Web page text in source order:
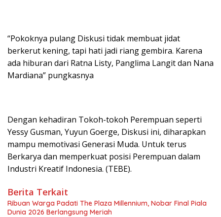
“Pokoknya pulang Diskusi tidak membuat jidat
berkerut kening, tapi hati jadi riang gembira. Karena
ada hiburan dari Ratna Listy, Panglima Langit dan Nana
Mardiana” pungkasnya
Dengan kehadiran Tokoh-tokoh Perempuan seperti
Yessy Gusman, Yuyun Goerge, Diskusi ini, diharapkan
mampu memotivasi Generasi Muda. Untuk terus
Berkarya dan memperkuat posisi Perempuan dalam
Industri Kreatif Indonesia. (TEBE).
Berita Terkait
Ribuan Warga Padati The Plaza Millennium, Nobar Final Piala
Dunia 2026 Berlangsung Meriah